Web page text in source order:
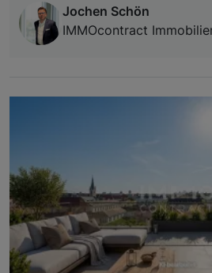
Jochen Schön
IMMOcontract